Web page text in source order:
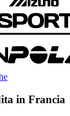
in Francia